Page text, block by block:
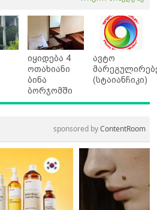
იყიდება 4
ოთახიანი
ბინა
ბორჯომში
ავტო
(სტაიანჩიკი)
sponsored byContentRoom